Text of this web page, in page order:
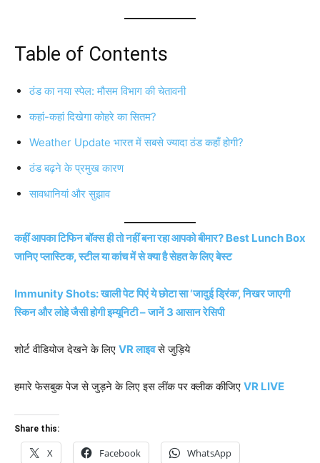
Table of Contents
ठंड का नया स्पेल: मौसम विभाग की चेतावनी
कहां-कहां दिखेगा कोहरे का सितम?
Weather Update भारत में सबसे ज्यादा ठंड कहाँ होगी?
ठंड बढ़ने के प्रमुख कारण
सावधानियां और सुझाव
कहीं आपका टिफिन बॉक्स ही तो नहीं बना रहा आपको बीमार? Best Lunch Box
जानिए प्लास्टिक, स्टील या कांच में से क्या है सेहत के लिए बेस्ट
Immunity Shots: खाली पेट पिएं ये छोटा सा ‘जादुई ड्रिंक’, निखर जाएगी
स्किन और लोहे जैसी होगी इम्यूनिटी – जानें 3 आसान रेसिपी
शोर्ट वीडियोज देखने के लिए VR लाइवसे जुड़िये
हमारे फेसबुक पेज से जुड़ने के लिए इस लींक पर क्लीक कीजिए VR LIVE
Share this:
X Facebook WhatsApp